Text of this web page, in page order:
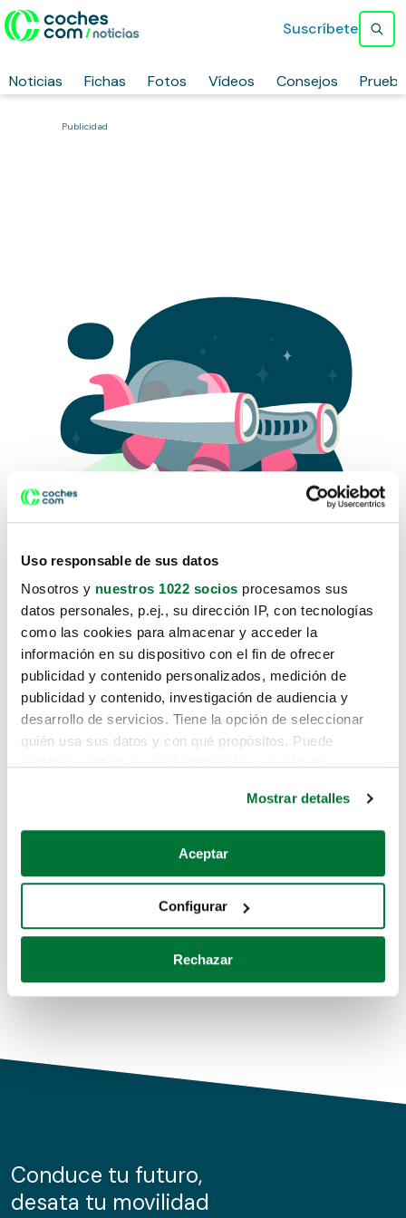
Uso responsable de sus datos
Nosotros y nuestros 1022 socios procesamos sus
datos personales, p.ej., su dirección IP, con tecnologías
como las cookies para almacenar y acceder la
información en su dispositivo con el fin de ofrecer
publicidad y contenido personalizados, medición de
publicidad y contenido, investigación de audiencia y
desarrollo de servicios. Tiene la opción de seleccionar
quién usa sus datos y con qué propósitos. Puede
Si lo permite, también quisiéramos:
Recopilar información sobre su ubicación geográfica
Identificar su dispositivo analizándolo activamente
para buscar características específicas (huellas
Obtenga más información sobre cómo se procesan sus
de cookies.
información sobre el uso que haga del sitio web con
nuestros partners de redes sociales, publicidad y análisis
Mostrar detalles
Aceptar
Configurar
Rechazar
Noticias Fichas Fotos Vídeos Consejos
Suscríbete
Publicidad
Lo sentimos, no sabemos como
te hemos traido hasta aquí.
Pero puedes encontrar el coche que estás
buscando en alguno de estos enlaces:
Coches de segunda mano
Coches de km0
Conduce tu futuro,
desata tu movilidad